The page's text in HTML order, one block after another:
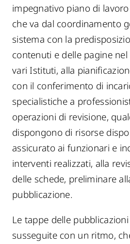
impegnativo piano di
che va dal coordinamento
sistema con la
contenuti e delle pagine
vari Istituti, alla
con il conferimento di
specialistiche a
operazioni di revisione,
dispongono di risorse
assicurato ai funzionari e
interventi realizzati, alla
delle schede, preliminare
pubblicazione.
Le tappe delle
susseguite con un ritmo,